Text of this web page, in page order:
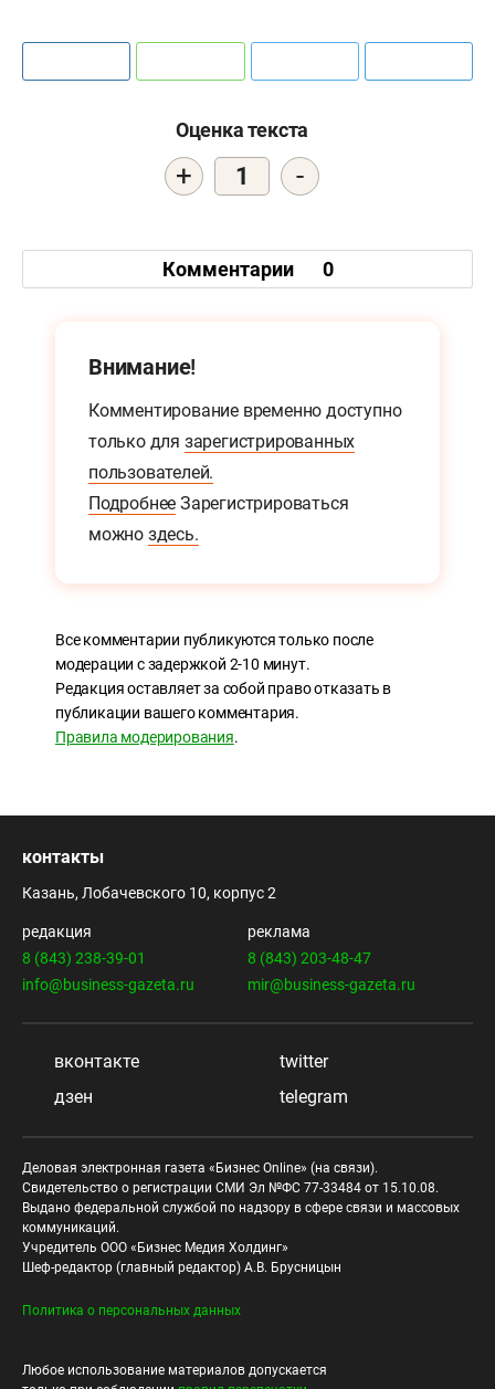
Оценка текста
+ 1 -
Комментарии 0
Внимание!
Комментирование временно доступно
только для зарегистрированных
пользователей.
Подробнее Зарегистрироваться
можно здесь.
Все комментарии публикуются только после
модерации с задержкой 2-10 минут.
Редакция оставляет за собой право отказать в
публикации вашего комментария.
Правила модерирования.
контакты
Казань, Лобачевского 10, корпус 2
редакция
8 (843) 238-39-01
info@business-gazeta.ru
реклама
8 (843) 203-48-47
mir@business-gazeta.ru
вконтакте
twitter
дзен
telegram
Деловая электронная газета «Бизнес Online» (на связи).
Свидетельство о регистрации СМИ Эл №ФС 77-33484 от 15.10.08.
Выдано федеральной службой по надзору в сфере связи и массовых
коммуникаций.
Учредитель ООО «Бизнес Медия Холдинг»
Шеф-редактор (главный редактор) А.В. Брусницын
Политика о персональных данных
Любое использование материалов допускается